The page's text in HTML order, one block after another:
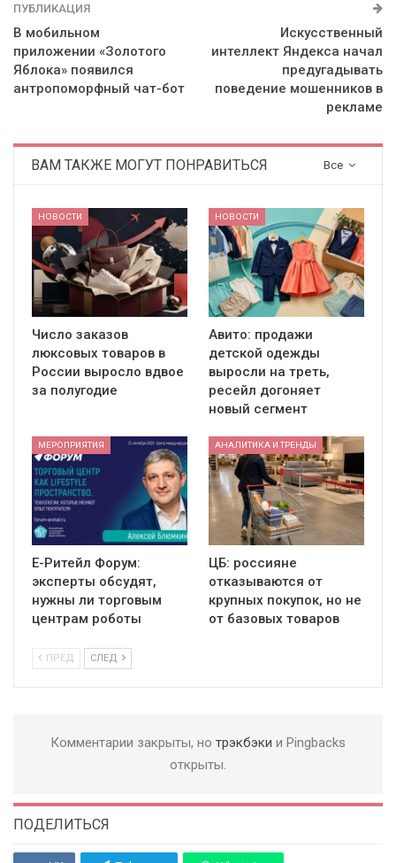
ПУБЛИКАЦИЯ
В мобильном
приложении «Золотого
Яблока» появился
антропоморфный чат-бот
Искусственный
интеллект Яндекса начал
предугадывать
поведение мошенников в
рекламе
Все
ВАМ ТАКЖЕ МОГУТ ПОНРАВИТЬСЯ
НОВОСТИ
Число заказов
люксовых товаров в
России выросло вдвое
за полугодие
НОВОСТИ
Авито: продажи
детской одежды
выросли на треть,
ресейл догоняет
новый сегмент
МЕРОПРИЯТИЯ
Е-Ритейл Форум:
эксперты обсудят,
нужны ли торговым
центрам роботы
АНАЛИТИКА И ТРЕНДЫ
ЦБ: россияне
отказываются от
крупных покупок, но не
от базовых товаров
ПРЕД СЛЕД
Комментарии закрыты, но трэкбэки и Pingbacks
открыты.
ПОДЕЛИТЬСЯ